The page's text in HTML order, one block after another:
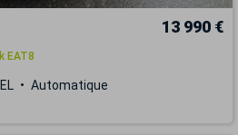
13 990 €
EAT8
Automatique